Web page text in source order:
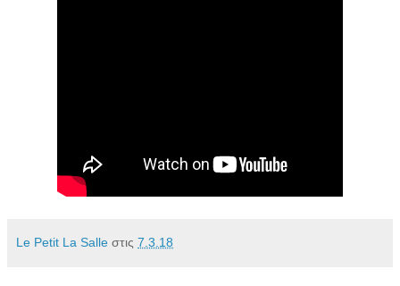
Le Petit La Salle στις 7.3.18